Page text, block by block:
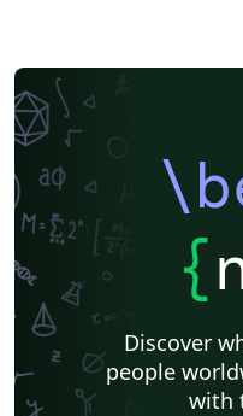
{
Discover
people
with